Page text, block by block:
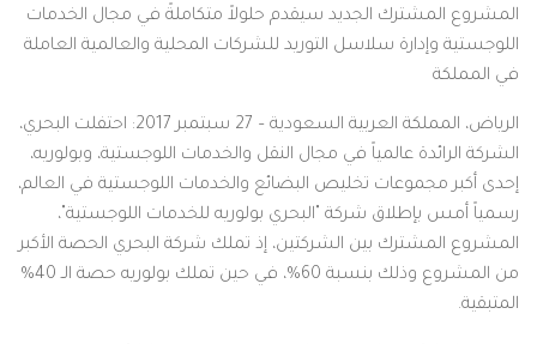
المشروع المشترك الجديد سيقدم حلولاً متكاملةً في مجال الخدمات
اللوجستية وإدارة سلاسل التوريد للشركات المحلية والعالمية العاملة
في المملكة
الرياض، المملكة العربية السعودية – 27 سبتمبر 2017: احتفلت البحري،
الشركة الرائدة عالمياً في مجال النقل والخدمات اللوجستية، وبولوريه،
إحدى أكبر مجموعات تخليص البضائع والخدمات اللوجستية في العالم،
رسمياً أمس بإطلاق شركة "البحري بولوريه للخدمات اللوجستية"،
المشروع المشترك بين الشركتين، إذ تملك شركة البحري الحصة الأكبر
من المشروع وذلك بنسبة 60%، في حين تملك بولوريه حصة الـ 40%
المتبقية.